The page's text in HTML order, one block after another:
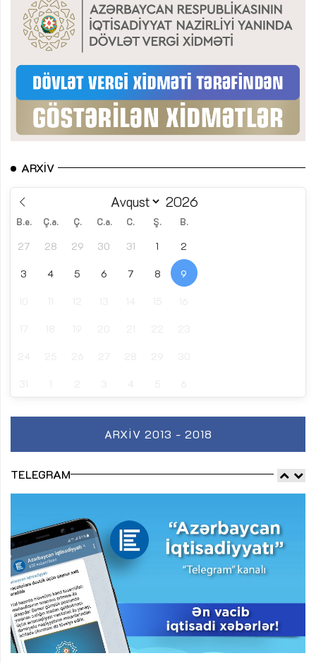
ARXIV
B.e. Ç.a. Ç. C.a. C. Ş. B.
27 28 29 30 31 1 2
3 4 5 6 7 8 9
ARXIV 2013 - 2018
TELEGRAM